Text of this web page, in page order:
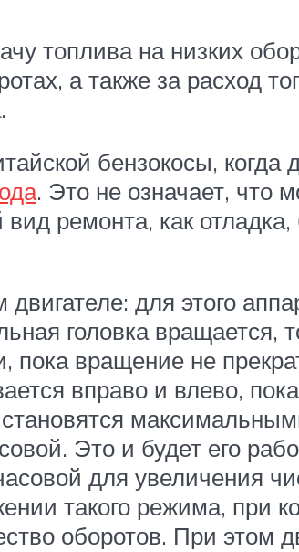
топлива на низких
а также за расход
бензокосы, когда
. Это не означает, что
ремонта, как
для этого
головка вращается,
пока вращение не
вправо и влево,
Это и будет его
для увеличения
такого режима, при
оборотов. При этом